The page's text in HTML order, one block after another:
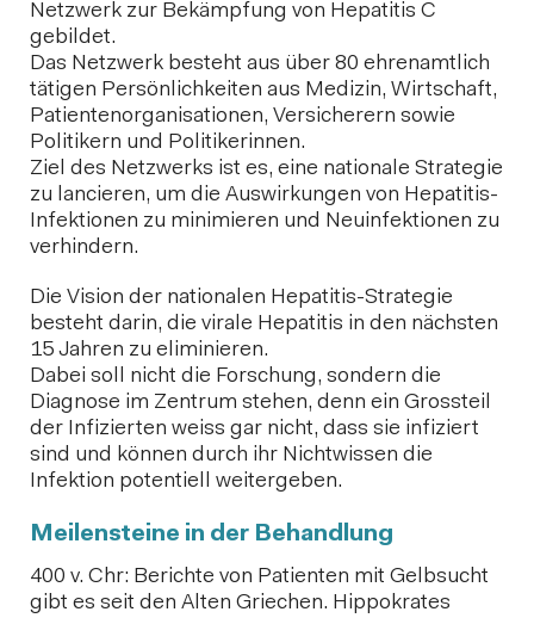
Netzwerk zur Bekämpfung von Hepatitis C
gebildet.
Das Netzwerk besteht aus über 80 ehrenamtlich
tätigen Persönlichkeiten aus Medizin, Wirtschaft,
Patientenorganisationen, Versicherern sowie
Politikern und Politikerinnen.
Ziel des Netzwerks ist es, eine nationale Strategie
zu lancieren, um die Auswirkungen von Hepatitis-
Infektionen zu minimieren und Neuinfektionen zu
verhindern.
Die Vision der nationalen Hepatitis-Strategie
besteht darin, die virale Hepatitis in den nächsten
15 Jahren zu eliminieren.
Dabei soll nicht die Forschung, sondern die
Diagnose im Zentrum stehen, denn ein Grossteil
der Infizierten weiss gar nicht, dass sie infiziert
sind und können durch ihr Nichtwissen die
Infektion potentiell weitergeben.
Meilensteine in der Behandlung
400 v. Chr: Berichte von Patienten mit Gelbsucht
gibt es seit den Alten Griechen. Hippokrates